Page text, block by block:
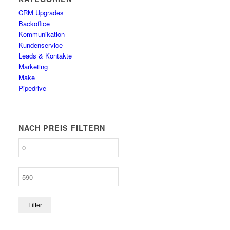
CRM Upgrades
Backoffice
Kommunikation
Kundenservice
Leads & Kontakte
Marketing
Make
Pipedrive
NACH PREIS FILTERN
Filter